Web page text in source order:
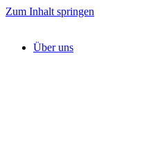
Zum Inhalt springen
Über uns